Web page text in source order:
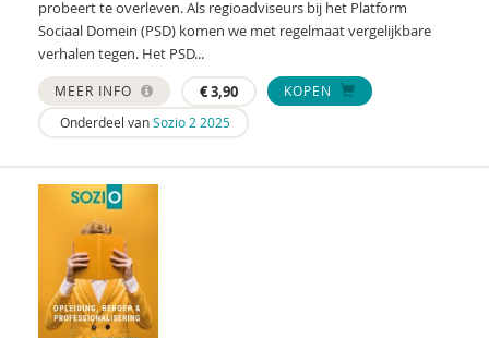
Jos A.J van der Horst
Max Huber
Jacoba Huizenga
Alexandra Jacobs
Leila Jaffar
Albert Jan Kruiter
probeert te overleven. Als regioadviseurs bij het Platform
Sociaal Domein (PSD) komen we met regelmaat vergelijkbare
verhalen tegen. Het PSD...
MEER INFO €3,90
KOPEN
Onderdeel vanSozio 2 2025